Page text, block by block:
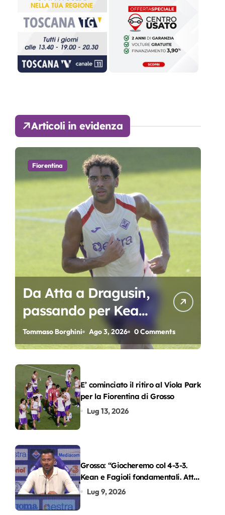
Articoli in evidenza
Fiorentina
Da Atta a Dragusin,
passando per Kean
e Piccoli. A chi gli
oscar del
precampionato?
Tommaso Borghini Ago 3, 2026 0 Comments
E’ cominciato il ritiro al Viola Park
per la Fiorentina di Grosso
Lug 13, 2026
Grosso: “Giocheremo col 4-3-3.
Kean e Fagioli fondamentali. Atta
grande colpo”
Lug 9, 2026